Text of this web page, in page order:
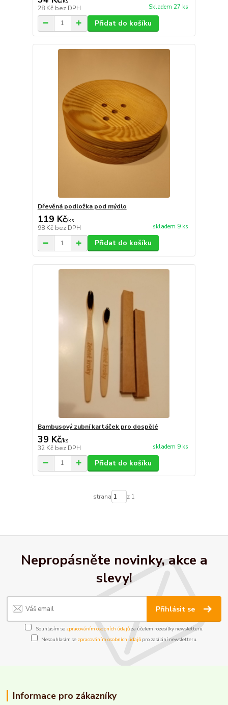
28 Kč bez DPH Skladem 27 ks
Přidat do košíku
Dřevěná podložka pod mýdlo
119 Kč/ks
98 Kč bez DPH skladem 9 ks
Přidat do košíku
Bambusový zubní kartáček pro dospělé
39 Kč/ks
32 Kč bez DPH skladem 9 ks
Přidat do košíku
strana z 1
Nepropásněte novinky, akce a
slevy!
Přihlásit se
Souhlasím se zpracováním osobních údajůza účelem rozesílky newsletteru.
Nesouhlasím se zpracováním osobních údajůpro zasílání newsletteru.
Informace pro zákazníky